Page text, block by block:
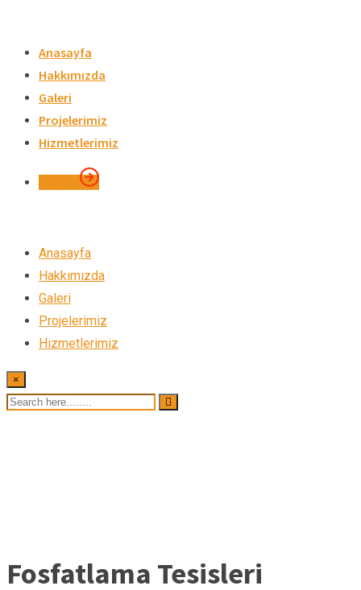
content
Anasayfa
Hakkımızda
Galeri
Projelerimiz
Hizmetlerimiz
Anasayfa
Hakkımızda
Galeri
Projelerimiz
Hizmetlerimiz
×
Fosfatlama Tesisleri